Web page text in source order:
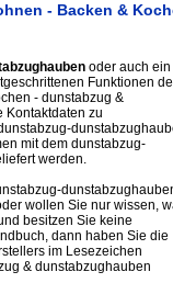
- Backen &
oder auch ein
Funktionen
- dunstabzug &
Kontaktdaten zu
mit dem dunstabzug-
werden.
wollen Sie nur wissen,
besitzen Sie keine
dann haben Sie die
im Lesezeichen
& dunstabzughauben